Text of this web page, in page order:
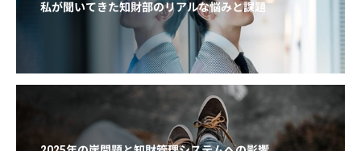
私が聞いてきた知財部のリアルな悩みと課題